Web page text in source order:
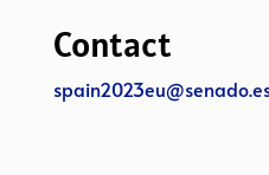
Contact